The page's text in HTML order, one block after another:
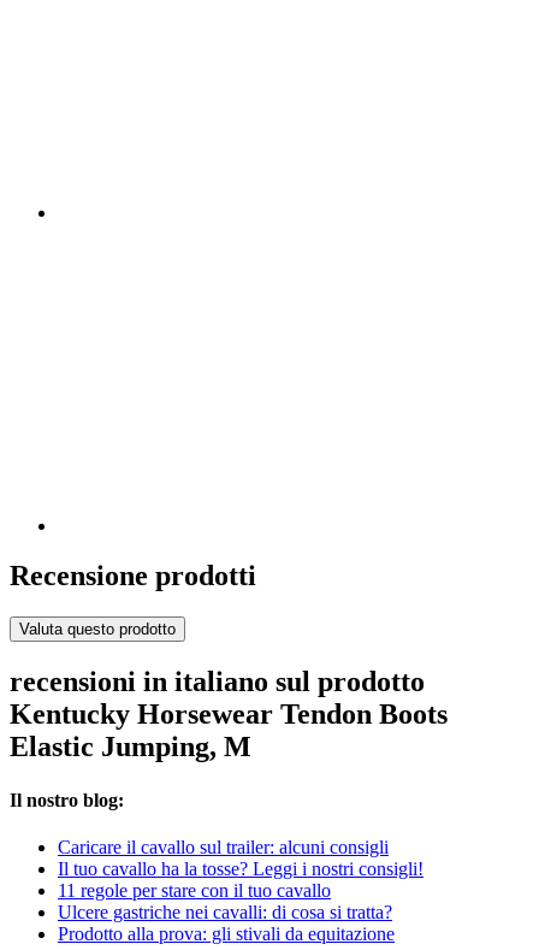
Recensione prodotti
Valuta questo prodotto
recensioni in italiano sul prodotto
Kentucky Horsewear Tendon Boots
Elastic Jumping, M
Il nostro blog:
Caricare il cavallo sul trailer: alcuni consigli
Il tuo cavallo ha la tosse? Leggi i nostri consigli!
11 regole per stare con il tuo cavallo
Ulcere gastriche nei cavalli: di cosa si tratta?
Prodotto alla prova: gli stivali da equitazione